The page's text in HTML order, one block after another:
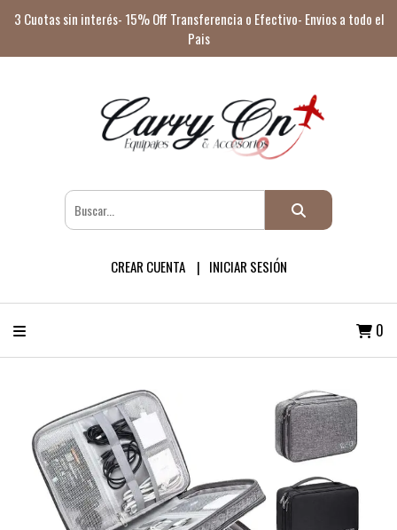
3 Cuotas sin interés- 15% Off Transferencia o Efectivo- Envios a todo el
Pais
CREAR CUENTA INICIAR SESIÓN
0